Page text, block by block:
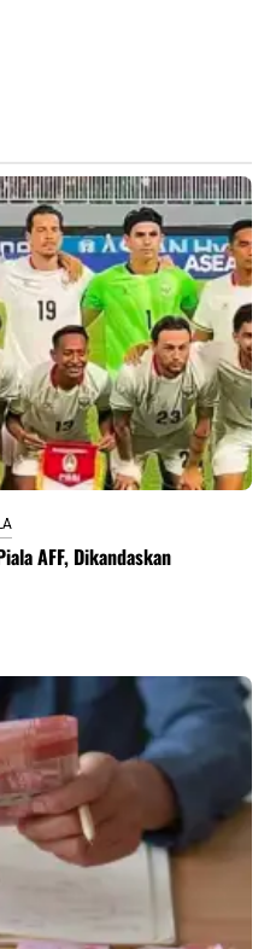
AFF, Dikandaskan